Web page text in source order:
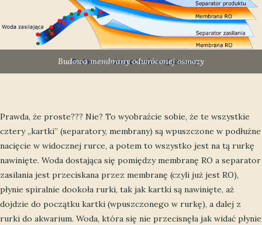
Budowa membrany odwróconej osmozy
Prawda, że proste??? Nie? To wyobraźcie sobie, że te wszystkie
cztery „kartki” (separatory, membrany) są wpuszczone w podłużne
nacięcie w widocznej rurce, a potem to wszystko jest na tą rurkę
nawinięte. Woda dostająca się pomiędzy membranę RO a separator
zasilania jest przeciskana przez membranę (czyli już jest RO),
płynie spiralnie dookoła rurki, tak jak kartki są nawinięte, aż
dojdzie do początku kartki (wpuszczonego w rurkę), a dalej z
rurki do akwarium. Woda, która się nie przecisnęła jak widać płynie